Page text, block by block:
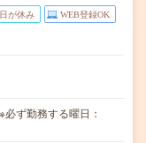
が休み WEB登録OK
ず勤務する曜日：